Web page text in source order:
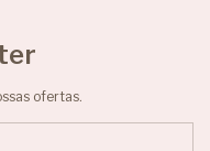
ofertas.